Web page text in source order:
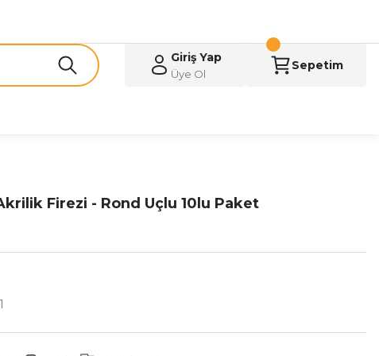
Giriş Yap
Üye Ol
Sepetim
Firezi - Rond Uçlu 10lu Paket